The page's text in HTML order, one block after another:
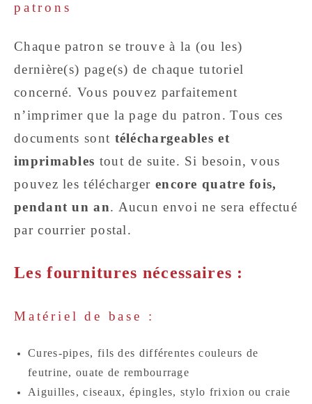
patrons
Chaque patron se trouve à la (ou les)
dernière(s) page(s) de chaque tutoriel
concerné. Vous pouvez parfaitement
n’imprimer que la page du patron. Tous ces
documents sont téléchargeables et
imprimables tout de suite. Si besoin, vous
pouvez les télécharger encore quatre fois,
pendant un an. Aucun envoi ne sera effectué
par courrier postal.
Les fournitures nécessaires :
Matériel de base :
Cures-pipes, fils des différentes couleurs de
feutrine, ouate de rembourrage
Aiguilles, ciseaux, épingles, stylo frixion ou craie